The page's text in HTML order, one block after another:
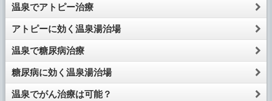
温泉でアトピー治療
アトピーに効く温泉湯治場
温泉で糖尿病治療
糖尿病に効く温泉湯治場
温泉でがん治療は可能？